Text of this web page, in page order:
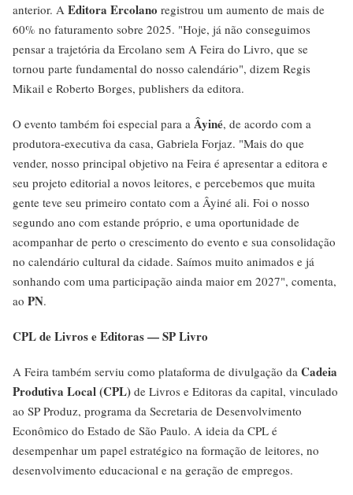
anterior. A Editora Ercolano registrou um aumento de mais de
60% no faturamento sobre 2025. "Hoje, já não conseguimos
pensar a trajetória da Ercolano sem A Feira do Livro, que se
tornou parte fundamental do nosso calendário", dizem Regis
Mikail e Roberto Borges, publishers da editora.
O evento também foi especial para a Âyiné, de acordo com a
produtora-executiva da casa, Gabriela Forjaz. "Mais do que
vender, nosso principal objetivo na Feira é apresentar a editora e
seu projeto editorial a novos leitores, e percebemos que muita
gente teve seu primeiro contato com a Âyiné ali. Foi o nosso
segundo ano com estande próprio, e uma oportunidade de
acompanhar de perto o crescimento do evento e sua consolidação
no calendário cultural da cidade. Saímos muito animados e já
sonhando com uma participação ainda maior em 2027", comenta,
ao PN.
CPL de Livros e Editoras — SP Livro
A Feira também serviu como plataforma de divulgação da Cadeia
Produtiva Local (CPL) de Livros e Editoras da capital, vinculado
ao SP Produz, programa da Secretaria de Desenvolvimento
Econômico do Estado de São Paulo. A ideia da CPL é
desempenhar um papel estratégico na formação de leitores, no
desenvolvimento educacional e na geração de empregos.